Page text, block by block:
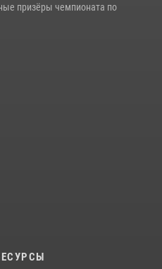
призёры чемпионата по